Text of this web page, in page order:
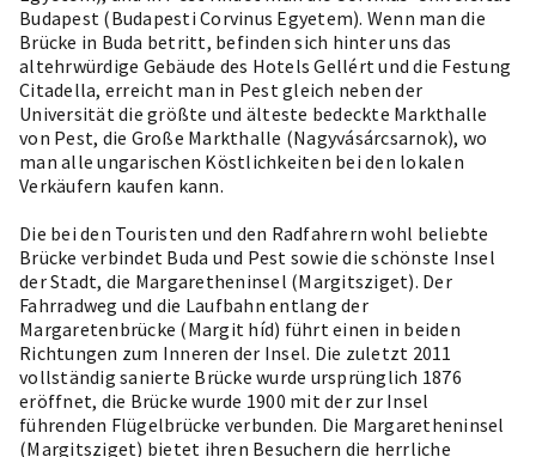
Budapest (Budapesti Corvinus Egyetem). Wenn man die
Brücke in Buda betritt, befinden sich hinter uns das
altehrwürdige Gebäude des Hotels Gellért und die Festung
Citadella, erreicht man in Pest gleich neben der
Universität die größte und älteste bedeckte Markthalle
von Pest, die Große Markthalle (Nagyvásárcsarnok), wo
man alle ungarischen Köstlichkeiten bei den lokalen
Verkäufern kaufen kann.
Die bei den Touristen und den Radfahrern wohl beliebte
Brücke verbindet Buda und Pest sowie die schönste Insel
der Stadt, die Margaretheninsel (Margitsziget). Der
Fahrradweg und die Laufbahn entlang der
Margaretenbrücke (Margit híd) führt einen in beiden
Richtungen zum Inneren der Insel. Die zuletzt 2011
vollständig sanierte Brücke wurde ursprünglich 1876
eröffnet, die Brücke wurde 1900 mit der zur Insel
führenden Flügelbrücke verbunden. Die Margaretheninsel
(Margitsziget) bietet ihren Besuchern die herrliche